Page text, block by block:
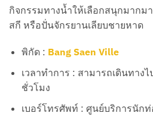
กิจกรรมทางน้ำให้เลือกสนุกมากม
สกี หรือปั่นจักรยานเลียบชายหาด
พิกัด : Bang Saen Ville
เวลาทำการ : สามารถเดินทาง
ชั่วโมง
เบอร์โทรศัพท์ : ศูนย์บริการนัก